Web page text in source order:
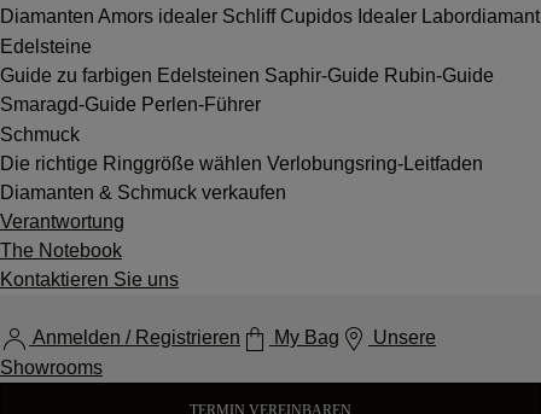
Diamanten Amors idealer Schliff Cupidos Idealer Labordiamant
Edelsteine
Guide zu farbigen Edelsteinen Saphir-Guide Rubin-Guide
Smaragd-Guide Perlen-Führer
Schmuck
Die richtige Ringgröße wählen Verlobungsring-Leitfaden
Diamanten & Schmuck verkaufen
Verantwortung
The Notebook
Kontaktieren Sie uns
Anmelden / Registrieren My Bag
Unsere
Showrooms
TERMIN VEREINBAREN